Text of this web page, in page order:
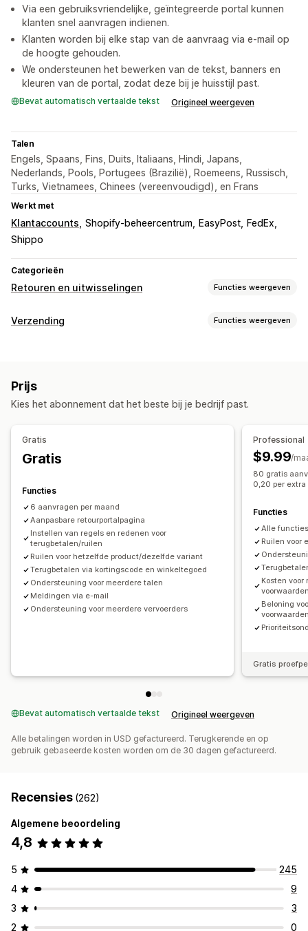
Via een gebruiksvriendelijke, geïntegreerde portal kunnen
klanten snel aanvragen indienen.
Klanten worden bij elke stap van de aanvraag via e-mail op
de hoogte gehouden.
We ondersteunen het bewerken van de tekst, banners en
kleuren van de portal, zodat deze bij je huisstijl past.
Bevat automatisch vertaalde tekst Origineel weergeven
Talen
Engels, Spaans, Fins, Duits, Italiaans, Hindi, Japans,
Nederlands, Pools, Portugees (Brazilië), Roemeens, Russisch,
Turks, Vietnamees, Chinees (vereenvoudigd), en Frans
Werkt met
Klantaccounts Shopify-beheercentrum EasyPost
FedEx
Shippo
Categorieën
Retouren en uitwisselingen Functies weergeven
Retouropties
Retourbeheer
Aangepast beleid
Retourperioden
Aangepaste branding
Voorraadupdates
Verzending Functies weergeven
Zendingen beheren
Prijs
Kies het abonnement dat het beste bij je bedrijf past.
Gratis
Gratis
Functies
6 aanvragen per maand
Aanpasbare retourportalpagina
Instellen van regels en redenen voor
terugbetalen/ruilen
Ruilen voor hetzelfde product/dezelfde variant
Terugbetalen via kortingscode en winkeltegoed
Ondersteuning voor meerdere talen
Meldingen via e-mail
Ondersteuning voor meerdere vervoerders
Professional
$9.99/
80 gratis
0,20 per
Functies
Alle
Ruilen voor
Kosten
Beloning
Gratis
Bevat automatisch vertaalde tekst Origineel weergeven
Alle betalingen worden in USD gefactureerd. Terugkerende en op
gebruik gebaseerde kosten worden om de 30 dagen gefactureerd.
Recensies (262)
Algemene beoordeling
4,8
5
245
4
9
3
3
2
0